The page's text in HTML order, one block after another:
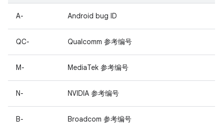
A- Android bug ID
QC- Qualcomm 参考编号
M- MediaTek 参考编号
N- NVIDIA 参考编号
B- Broadcom 参考编号